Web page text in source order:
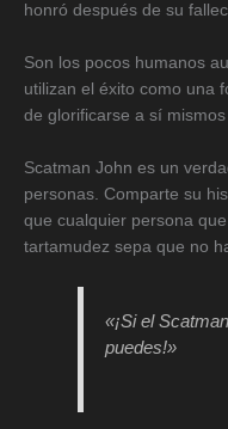
honró después de su
Son los pocos humanos
utilizan el éxito como una
de glorificarse a sí
Scatman John es un
personas. Comparte su
que cualquier persona
tartamudez sepa que no
«¡Si el
puedes!»